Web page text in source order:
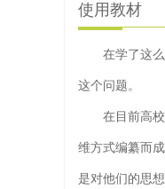
使用教材
在学了这么多
这个问题。
在目前高校专
维方式编纂而
是对他们的思